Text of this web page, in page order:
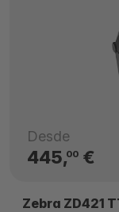
Desde
445,00€
Zebra ZD421